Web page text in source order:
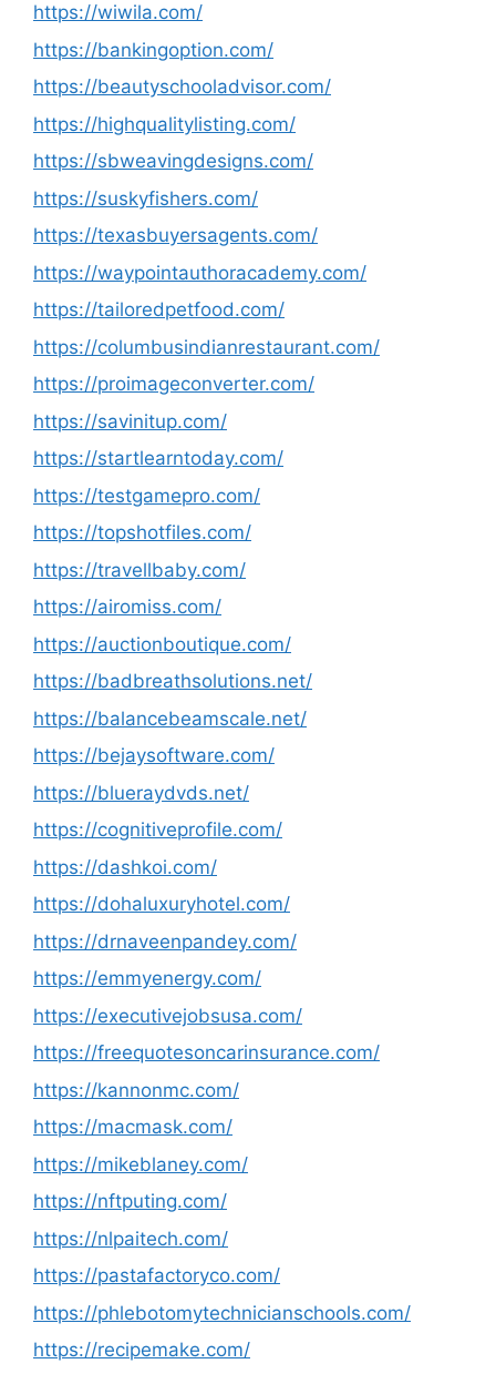
https://wiwila.com/
https://bankingoption.com/
https://beautyschooladvisor.com/
https://highqualitylisting.com/
https://sbweavingdesigns.com/
https://suskyfishers.com/
https://texasbuyersagents.com/
https://waypointauthoracademy.com/
https://tailoredpetfood.com/
https://columbusindianrestaurant.com/
https://proimageconverter.com/
https://savinitup.com/
https://startlearntoday.com/
https://testgamepro.com/
https://topshotfiles.com/
https://travellbaby.com/
https://airomiss.com/
https://auctionboutique.com/
https://badbreathsolutions.net/
https://balancebeamscale.net/
https://bejaysoftware.com/
https://blueraydvds.net/
https://cognitiveprofile.com/
https://dashkoi.com/
https://dohaluxuryhotel.com/
https://drnaveenpandey.com/
https://emmyenergy.com/
https://executivejobsusa.com/
https://freequotesoncarinsurance.com/
https://kannonmc.com/
https://macmask.com/
https://mikeblaney.com/
https://nftputing.com/
https://nlpaitech.com/
https://pastafactoryco.com/
https://phlebotomytechnicianschools.com/
https://recipemake.com/